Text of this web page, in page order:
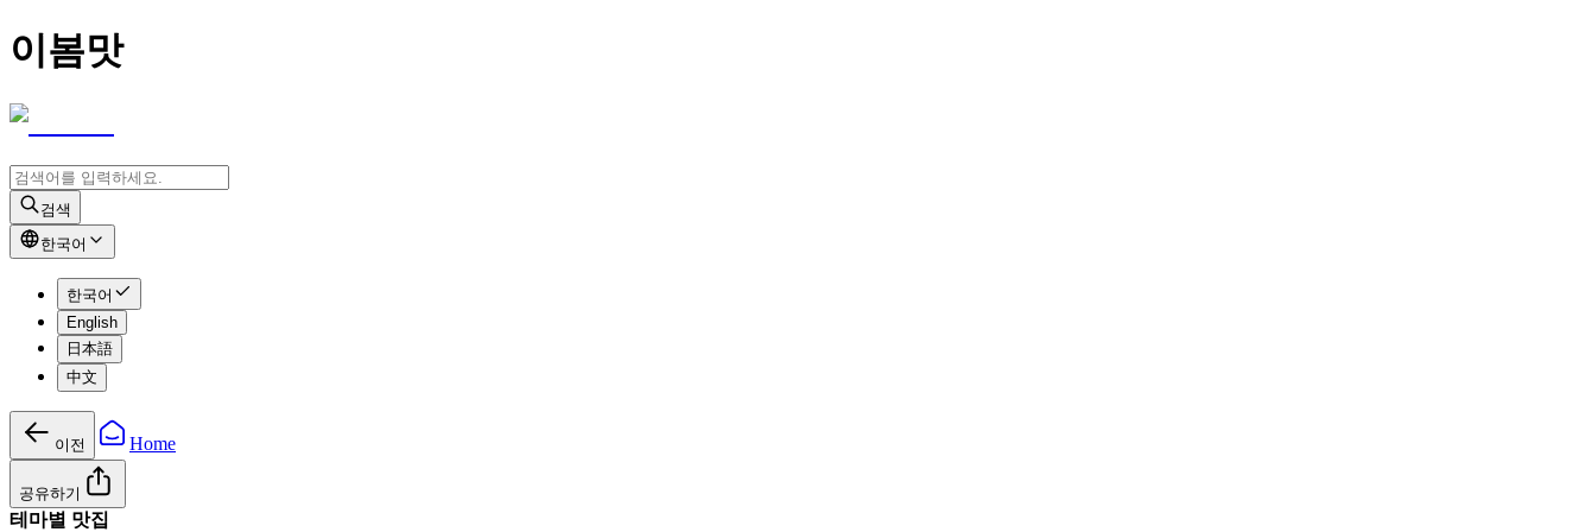
이봄맛
검색
한국어
한국어
English
日本語
中文
이전 Home
공유하기
테마별 맛집